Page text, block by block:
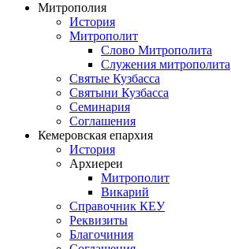
Митрополия
История
Митрополит
Слово Митрополита
Служения митрополита
Святые Кузбасса
Святыни Кузбасса
Семинария
Соглашения
Кемеровская епархия
История
Архиереи
Митрополит
Викарий
Справочник КЕУ
Реквизиты
Благочиния